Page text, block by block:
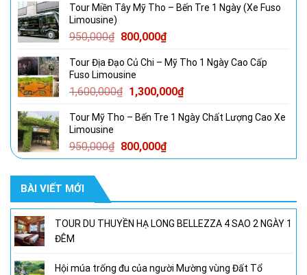
là:
tại
Tour Miền Tây Mỹ Tho – Bến Tre 1 Ngày (Xe Fuso
Limousine)
950,000₫ Giá
là:
950,000₫.
800,000₫Giá
tại
800,000₫.
Tour Địa Đạo Củ Chi – Mỹ Tho 1 Ngày Cao Cấp
Fuso Limousine
1,600,000₫ Giá
là:
1,300,000₫Giá
tại
Tour Mỹ Tho – Bến Tre 1 Ngày Chất Lượng Cao Xe
Limousine
950,000₫ Giá
gốc
800,000₫Giá
hiện
800,000₫.
BÀI VIẾT MỚI
TOUR DU THUYỀN HẠ LONG BELLEZZA 4 SAO 2 NGÀY 1
ĐÊM
Hội múa trống đu của người Mường vùng Đất Tổ